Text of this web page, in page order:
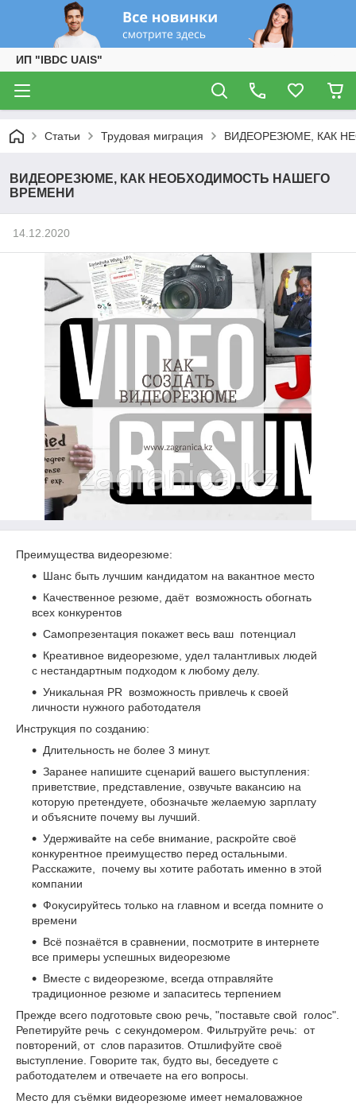
ИП "IBDC UAIS"
Статьи Трудовая миграция ВИДЕОРЕЗЮМЕ, КАК
ВИДЕОРЕЗЮМЕ, КАК НЕОБХОДИМОСТЬ НАШЕГО
ВРЕМЕНИ
14.12.2020
Преимущества видеорезюме:
Шанс быть лучшим кандидатом на вакантное место
Качественное резюме, даёт возможность обогнать
всех конкурентов
Самопрезентация покажет весь ваш потенциал
Креативное видеорезюме, удел талантливых людей
с нестандартным подходом к любому делу.
Уникальная PR возможность привлечь к своей
личности нужного работодателя
Инструкция по созданию:
Длительность не более 3 минут.
Заранее напишите сценарий вашего выступления:
приветствие, представление, озвучьте вакансию на
которую претендуете, обозначьте желаемую зарплату
и объясните почему вы лучший.
Удерживайте на себе внимание, раскройте своё
конкурентное преимущество перед остальными.
Расскажите, почему вы хотите работать именно в этой
компании
Фокусируйтесь только на главном и всегда помните о
времени
Всё познаётся в сравнении, посмотрите в интернете
все примеры успешных видеорезюме
Вместе с видеорезюме, всегда отправляйте
традиционное резюме и запаситесь терпением
Прежде всего подготовьте свою речь, "поставьте свой голос".
Репетируйте речь с секундомером. Фильтруйте речь: от
повторений, от слов паразитов. Отшлифуйте своё
выступление. Говорите так, будто вы, беседуете с
работодателем и отвечаете на его вопросы.
Место для съёмки видеорезюме имеет немаловажное